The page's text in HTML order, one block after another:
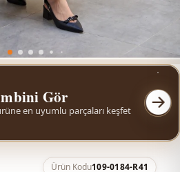
Gör
en uyumlu parçaları keşfet
Ürün Kodu109-0184-R41